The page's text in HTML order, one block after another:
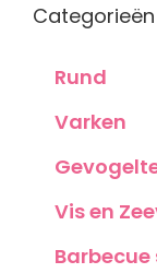
Categorieën
Rund
Varken
Vis en